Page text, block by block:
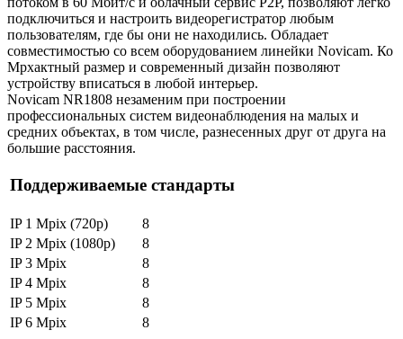
подключиться и настроить видеорегистратор любым
пользователям, где бы они не находились. Обладает
совместимостью со всем оборудованием линейки Novicam. Ко
Mpxактный размер и современный дизайн позволяют
устройству вписаться в любой интерьер.
Novicam NR1808 незаменим при построении
профессиональных систем видеонаблюдения на малых и
средних объектах, в том числе, разнесенных друг от друга на
большие расстояния.
Поддерживаемые стандарты
IP 1 Mpix (720p)
8
IP 2 Mpix (1080p)
8
IP 3 Mpix
8
IP 4 Mpix
8
IP 5 Mpix
8
IP 6 Mpix
8